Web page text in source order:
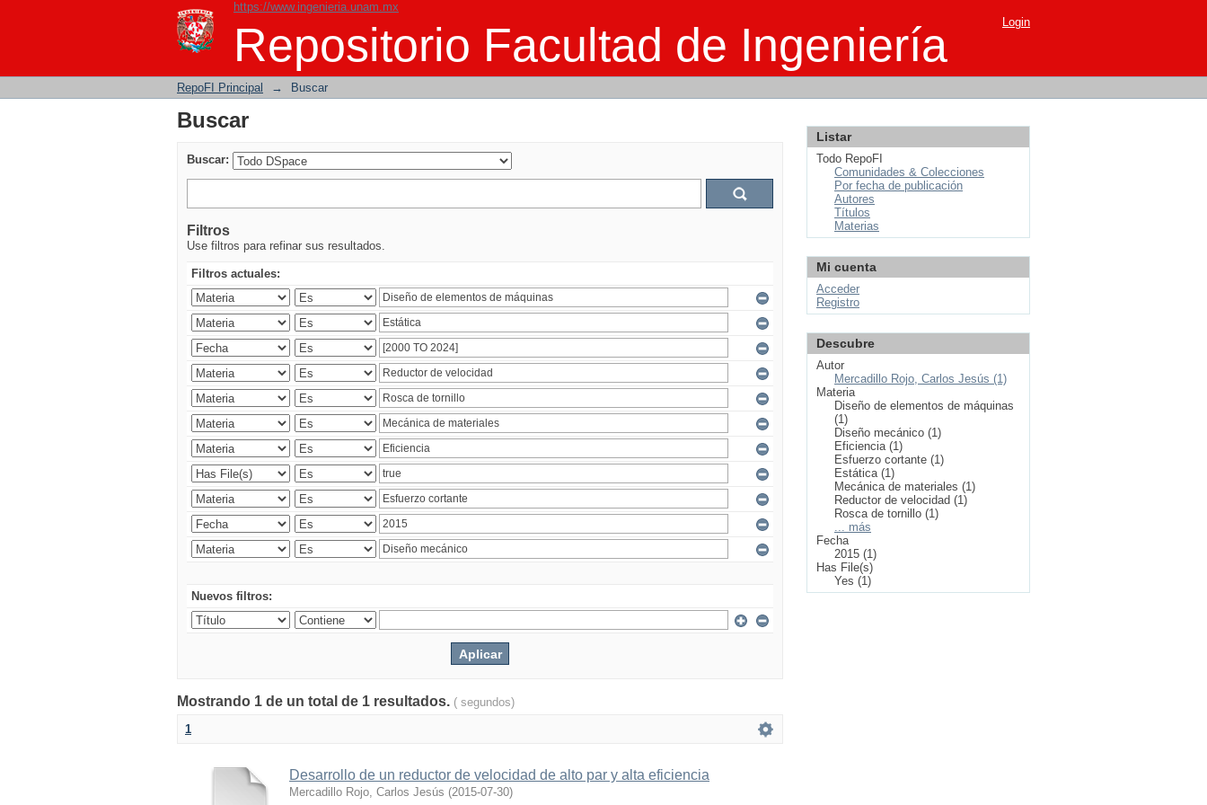
https://www.ingenieria.unam.mx
Repositorio Facultad de Ingeniería
Buscar Login
RepoFI Principal → Buscar
Buscar
Buscar:
Filtros
Use filtros para refinar sus resultados.
Filtros actuales:
Nuevos filtros:
Mostrando 1 de un total de 1 resultados. ( segundos)
1
Desarrollo de un reductor de velocidad de alto par y alta eficiencia
Mercadillo Rojo, Carlos Jesús (2015-07-30)
Listar
Todo RepoFI
Comunidades & Colecciones
Por fecha de publicación
Autores
Títulos
Materias
Mi cuenta
Acceder
Registro
Descubre
Autor
Mercadillo Rojo, Carlos Jesús (1)
Materia
Diseño de elementos de máquinas
(1)
Diseño mecánico (1)
Eficiencia (1)
Esfuerzo cortante (1)
Estática (1)
Mecánica de materiales (1)
Reductor de velocidad (1)
Rosca de tornillo (1)
... más
Fecha
2015 (1)
Has File(s)
Yes (1)